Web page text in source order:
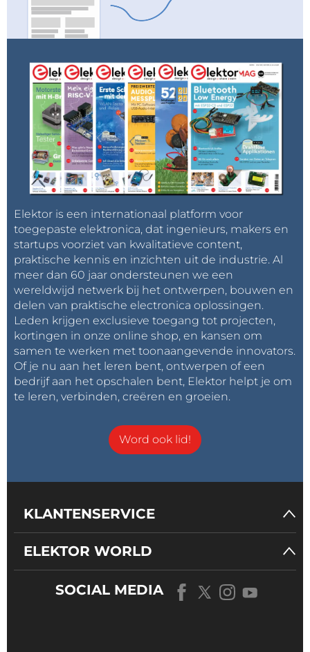
Elektor is een internationaal platform voor
toegepaste elektronica, dat ingenieurs, makers en
startups voorziet van kwalitatieve content,
praktische kennis en inzichten uit de industrie. Al
meer dan 60 jaar ondersteunen we een
wereldwijd netwerk bij het ontwerpen, bouwen en
delen van praktische electronica oplossingen.
Leden krijgen exclusieve toegang tot projecten,
kortingen in onze online shop, en kansen om
samen te werken met toonaangevende innovators.
Of je nu aan het leren bent, ontwerpen of een
bedrijf aan het opschalen bent, Elektor helpt je om
te leren, verbinden, creëren en groeien.
Word ook lid!
KLANTENSERVICE
ELEKTOR WORLD
SOCIAL MEDIA